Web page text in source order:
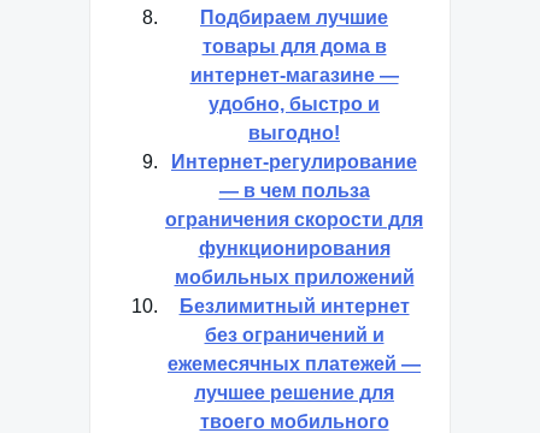
Подбираем лучшие
товары для дома в
интернет-магазине —
удобно, быстро и
выгодно!
Интернет-регулирование
— в чем польза
ограничения скорости для
функционирования
мобильных приложений
Безлимитный интернет
без ограничений и
ежемесячных платежей —
лучшее решение для
твоего мобильного